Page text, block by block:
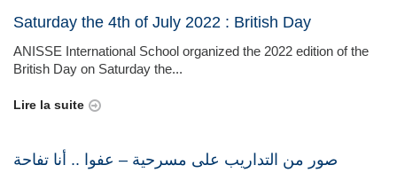
Saturday the 4th of July 2022 : British Day
ANISSE International School organized the 2022 edition of the
British Day on Saturday the...
Lire la suite
صور من التداريب على مسرحية – عفوا .. أنا تفاحة